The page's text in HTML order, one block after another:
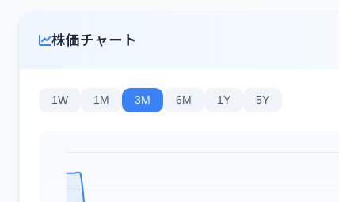
株価チャート
1W 1M 3M 6M 1Y 5Y